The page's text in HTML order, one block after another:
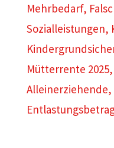
Mehrbedarf,
Sozialleistungen,
Mütterrente 2025,
Alleinerziehende,